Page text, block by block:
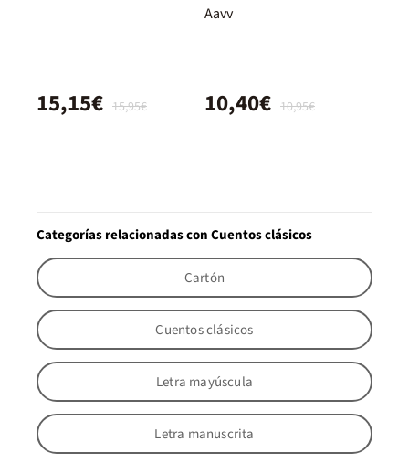
15,95€
15,15€
Aavv
10,95€
10,40€
Categorías relacionadas con Cuentos clásicos
Cartón
Cuentos clásicos
Letra mayúscula
Letra manuscrita